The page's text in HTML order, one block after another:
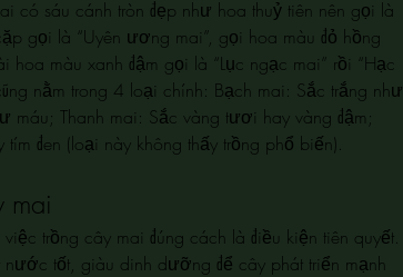
có sáu cánh tròn đẹp như hoa thuỷ tiên nên gọi là
gọi là “Uyên ương mai”, gọi hoa màu đỏ hồng
hoa màu xanh đậm gọi là “Lục ngạc mai” rồi “Hạc
nằm trong 4 loại chính: Bạch mai: Sắc trắng như
máu; Thanh mai: Sắc vàng tươi hay vàng đậm;
đen (loại này không thấy trồng phổ biến).
mai
trồng cây mai đúng cách là điều kiện tiên quyết.
tốt, giàu dinh dưỡng để cây phát triển mạnh